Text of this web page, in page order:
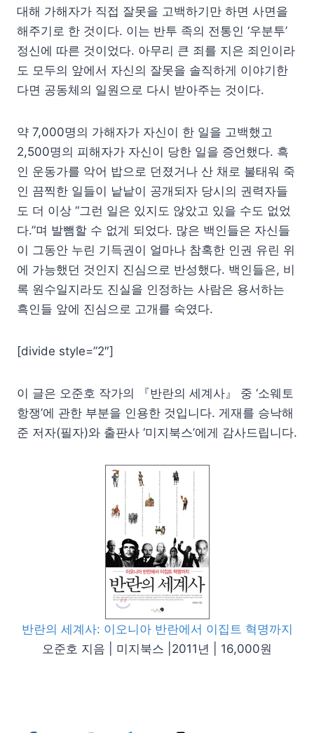
대해 가해자가 직접 잘못을 고백하기만 하면 사면을
해주기로 한 것이다. 이는 반투 족의 전통인 ‘우분투’
정신에 따른 것이었다. 아무리 큰 죄를 지은 죄인이라
도 모두의 앞에서 자신의 잘못을 솔직하게 이야기한
다면 공동체의 일원으로 다시 받아주는 것이다.
약 7,000명의 가해자가 자신이 한 일을 고백했고
2,500명의 피해자가 자신이 당한 일을 증언했다. 흑
인 운동가를 악어 밥으로 던졌거나 산 채로 불태워 죽
인 끔찍한 일들이 낱낱이 공개되자 당시의 권력자들
도 더 이상 “그런 일은 있지도 않았고 있을 수도 없었
다.”며 발뺌할 수 없게 되었다. 많은 백인들은 자신들
이 그동안 누린 기득권이 얼마나 참혹한 인권 유린 위
에 가능했던 것인지 진심으로 반성했다. 백인들은, 비
록 원수일지라도 진실을 인정하는 사람은 용서하는
흑인들 앞에 진심으로 고개를 숙였다.
[divide style=”2″]
이 글은 오준호 작가의 『반란의 세계사』 중 ‘소웨토
항쟁’에 관한 부분을 인용한 것입니다. 게재를 승낙해
준 저자(필자)와 출판사 ‘미지북스’에게 감사드립니다.
반란의 세계사: 이오니아 반란에서 이집트 혁명까지
오준호 지음 | 미지북스 |2011년 | 16,000원